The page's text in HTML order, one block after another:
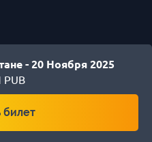
- 20 Ноября 2025
PUB
билет